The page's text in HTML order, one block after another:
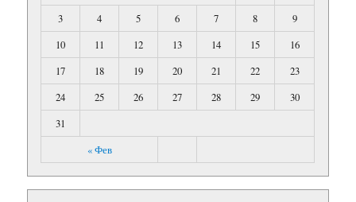
« Фев
3
4 5 6 7 8
9
10
11 12 13 14 15
16
17
18 19 20 21 22
23
24
25 26 27 28 29
30
31